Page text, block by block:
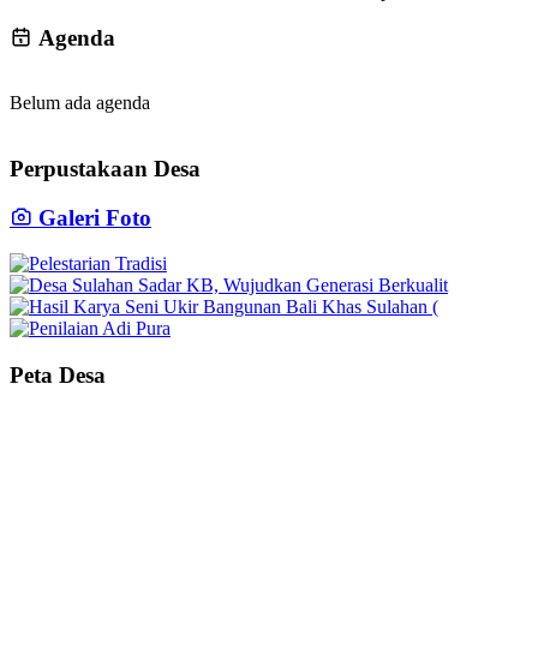
Agenda
Belum ada agenda
Perpustakaan Desa
Galeri Foto
Peta Desa